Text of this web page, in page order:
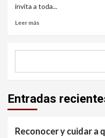
invita a toda...
Leer más
Entradas
Reconocer y cuidar a